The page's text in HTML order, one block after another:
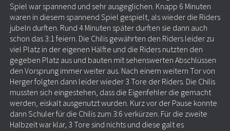
Spiel war spannend und sehr ausgeglichen. Knapp 6 Minuten
waren in diesem spannend Spiel gespielt, als wieder die Riders
jubeln durften. Rund 4 Minuten später durften sie dann auch
schon das 3:1 feiern. Die Chilis gewährten den Riders leider zu
viel Platz in der eigenen Hälfte und die Riders nutzten den
gegeben Platz aus und bauten mit sehenswerten Abschlüssen
den Vorsprung immer weiter aus. Nach einem weitern Tor von
Herger folgten dann leider wieder 3 Tore der Riders. Die Chilis
mussten sich eingestehen, dass die Eigenfehler die gemacht
werden, eiskalt ausgenutzt wurden. Kurz vor der Pause konnte
dann Schuler für die Chilis zum 3:6 verkürzen. Für die zweite
Halbzeit war klar, 3 Tore sind nichts und diese galt es